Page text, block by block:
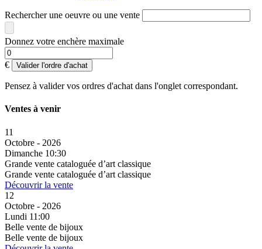
Rechercher une oeuvre ou une vente
Donnez votre enchère maximale
€ Valider l'ordre d'achat
Pensez à valider vos ordres d'achat dans l'onglet correspondant.
Ventes à venir
11
Octobre - 2026
Dimanche 10:30
Grande vente cataloguée d’art classique
Grande vente cataloguée d’art classique
Découvrir la vente
12
Octobre - 2026
Lundi 11:00
Belle vente de bijoux
Belle vente de bijoux